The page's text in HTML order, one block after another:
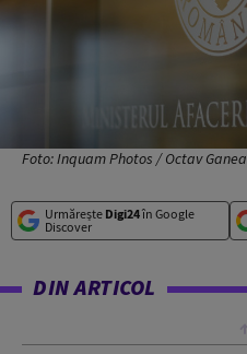
Foto: Inquam Photos / Octav Ganea
Urmărește Digi24în Google
Discover
DIN ARTICOL